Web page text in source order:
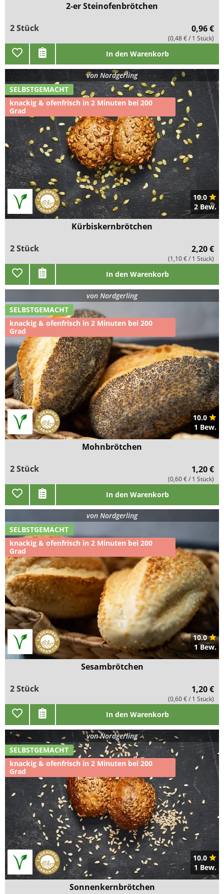
2-er Steinofenbrötchen
2 Stück
0,96 €
(0,48 € / 1 Stück)
In den Warenkorb
SELBSTGEMACHT
knackig & ofenfrisch in 2 Minuten bei 200
Grad
vonNordgerling
10.0
2 Bew.
Kürbiskernbrötchen
2 Stück
2,20 €
(1,10 € / 1 Stück)
In den Warenkorb
SELBSTGEMACHT
knackig & ofenfrisch in 2 Minuten bei 200
Grad
vonNordgerling
10.0
1 Bew.
Mohnbrötchen
2 Stück
1,20 €
(0,60 € / 1 Stück)
In den Warenkorb
SELBSTGEMACHT
knackig & ofenfrisch in 2 Minuten bei 200
Grad
vonNordgerling
10.0
1 Bew.
Sesambrötchen
2 Stück
1,20 €
(0,60 € / 1 Stück)
In den Warenkorb
SELBSTGEMACHT
knackig & ofenfrisch in 2 Minuten bei 200
Grad
vonNordgerling
10.0
1 Bew.
Sonnenkernbrötchen